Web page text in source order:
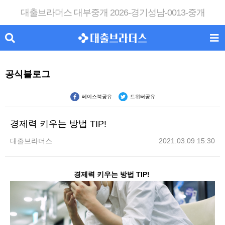
대출브라더스 대부중개 2026-경기성남-0013-중개
공식블로그
페이스북공유 트위터공유
경제력 키우는 방법 TIP!
대출브라더스 2021.03.09 15:30
경제력 키우는 방법 TIP!